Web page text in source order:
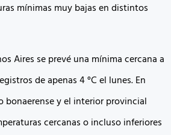
mínimas muy bajas en distintos
Aires se prevé una mínima cercana a
de apenas 4 °C el lunes. En
bonaerense y el interior provincial
cercanas o incluso inferiores